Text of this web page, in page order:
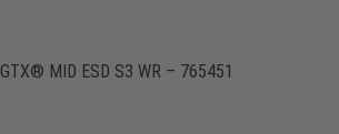
GTX® MID ESD S3 WR – 765451